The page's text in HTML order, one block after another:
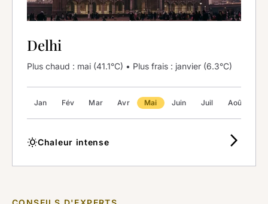
Delhi
Plus chaud : mai (41.1°C) • Plus frais : janvier (6.3°C)
Jan Fév Mar Avr Mai Juin Juil Août
wb_sunnyChaleur intense arrow_forward_ios